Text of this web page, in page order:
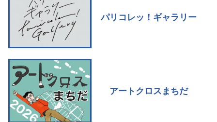
パリコレッ！ギャラリー
アートクロスまちだ